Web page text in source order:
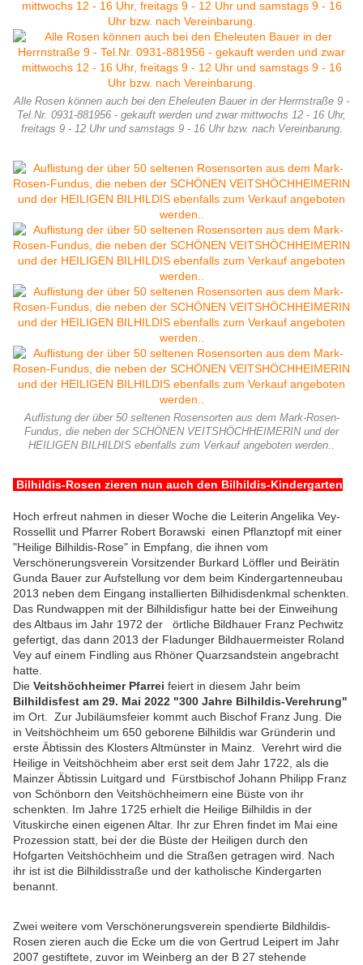
Alle Rosen können auch bei den Eheleuten Bauer in der Herrnstraße 9 -
Tel.Nr. 0931-881956 - gekauft werden und zwar mittwochs 12 - 16 Uhr,
freitags 9 - 12 Uhr und samstags 9 - 16 Uhr bzw. nach Vereinbarung.
Auflistung der über 50 seltenen Rosensorten aus dem Mark-Rosen-
Fundus, die neben der SCHÖNEN VEITSHÖCHHEIMERIN und der
HEILIGEN BILHILDIS ebenfalls zum Verkauf angeboten werden..
Bilhildis-Rosen zieren nun auch den Bilhildis-Kindergarten
Hoch erfreut nahmen in dieser Woche die Leiterin Angelika Vey-
Rossellit und Pfarrer Robert Borawski einen Pflanztopf mit einer
"Heilige Bilhildis-Rose" in Empfang, die ihnen vom
Verschönerungsverein Vorsitzender Burkard Löffler und Beirätin
Gunda Bauer zur Aufstellung vor dem beim Kindergartenneubau
2013 neben dem Eingang installierten Bilhidisdenkmal schenkten.
Das Rundwappen mit der Bilhildisfigur hatte bei der Einweihung
des Altbaus im Jahr 1972 der örtliche Bildhauer Franz Pechwitz
gefertigt, das dann 2013 der Fladunger Bildhauermeister Roland
Vey auf einem Findling aus Rhöner Quarzsandstein angebracht
hatte.
Die Veitshöchheimer Pfarrei feiert in diesem Jahr beim
Bilhildisfest am 29. Mai 2022 "300 Jahre Bilhildis-Verehrung"
im Ort. Zur Jubiläumsfeier kommt auch Bischof Franz Jung. Die
in Veitshöchheim um 650 geborene Bilhildis war Gründerin und
erste Äbtissin des Klosters Altmünster in Mainz. Verehrt wird die
Heilige in Veitshöchheim aber erst seit dem Jahr 1722, als die
Mainzer Äbtissin Luitgard und Fürstbischof Johann Philipp Franz
von Schönborn den Veitshöchheimern eine Büste von ihr
schenkten. Im Jahre 1725 erhielt die Heilige Bilhildis in der
Vituskirche einen eigenen Altar. Ihr zur Ehren findet im Mai eine
Prozession statt, bei der die Büste der Heiligen durch den
Hofgarten Veitshöchheim und die Straßen getragen wird. Nach
ihr ist ist die Bilhildisstraße und der katholische Kindergarten
benannt.
Zwei weitere vom Verschönerungsverein spendierte Bildhildis-
Rosen zieren auch die Ecke um die von Gertrud Leipert im Jahr
2007 gestiftete, zuvor im Weinberg an der B 27 stehende